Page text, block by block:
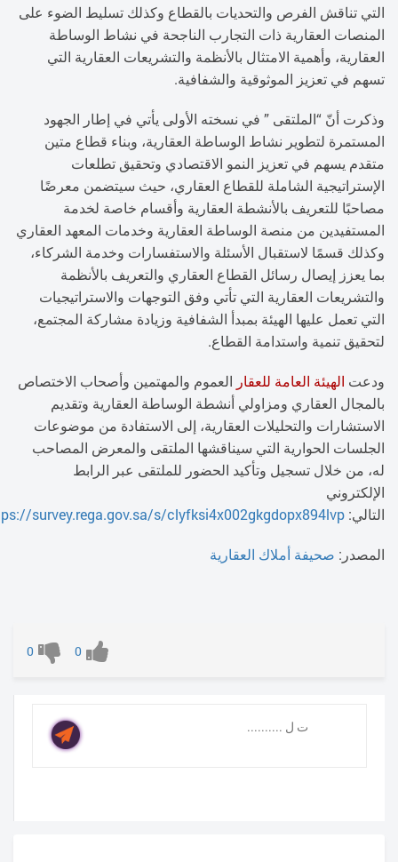
التي تناقش الفرص والتحديات بالقطاع وكذلك تسليط الضوء على
المنصات العقارية ذات التجارب الناجحة في نشاط الوساطة
العقارية، وأهمية الامتثال بالأنظمة والتشريعات العقارية التي
تسهم في تعزيز الموثوقية والشفافية.
وذكرت أنّ “الملتقى ” في نسخته الأولى يأتي في إطار الجهود
المستمرة لتطوير نشاط الوساطة العقارية، وبناء قطاع متين
متقدم يسهم في تعزيز النمو الاقتصادي وتحقيق تطلعات
الإستراتيجية الشاملة للقطاع العقاري، حيث سيتضمن معرضًا
مصاحبًا للتعريف بالأنشطة العقارية وأقسام خاصة لخدمة
المستفيدين من منصة الوساطة العقارية وخدمات المعهد العقاري
وكذلك قسمًا لاستقبال الأسئلة والاستفسارات وخدمة الشركاء،
بما يعزز إيصال رسائل القطاع العقاري والتعريف بالأنظمة
والتشريعات العقارية التي تأتي وفق التوجهات والاستراتيجيات
التي تعمل عليها الهيئة بمبدأ الشفافية وزيادة مشاركة المجتمع،
لتحقيق تنمية واستدامة القطاع.
ودعت الهيئة العامة للعقار العموم والمهتمين وأصحاب الاختصاص
بالمجال العقاري ومزاولي أنشطة الوساطة العقارية وتقديم
الاستشارات والتحليلات العقارية، إلى الاستفادة من موضوعات
الجلسات الحوارية التي سيناقشها الملتقى والمعرض المصاحب
له، من خلال تسجيل وتأكيد الحضور للملتقى عبر الرابط
الإلكتروني
التالي: survey.rega.gov.sa/s/clyfksi4x002gkgdopx894lvp
المصدر: صحيفة أملاك العقارية
0
0